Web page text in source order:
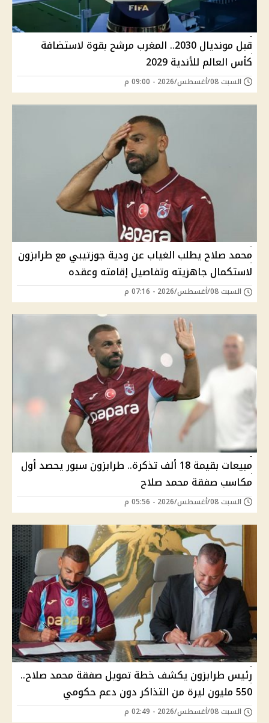
قبل مونديال 2030.. المغرب مرشح بقوة لاستضافة
كأس العالم للأندية 2029
السبت 08/أغسطس/2026 - 09:00 م
محمد صلاح يطلب الغياب عن ودية جوزتيبي مع طرابزون
لاستكمال جاهزيته وتفاصيل إقامته وعقده
السبت 08/أغسطس/2026 - 07:16 م
مبيعات بقيمة 18 ألف تذكرة.. طرابزون سبور يحصد أول
مكاسب صفقة محمد صلاح
السبت 08/أغسطس/2026 - 05:56 م
رئيس طرابزون يكشف خطة تمويل صفقة محمد صلاح..
550 مليون ليرة من التذاكر دون دعم حكومي
السبت 08/أغسطس/2026 - 02:49 م